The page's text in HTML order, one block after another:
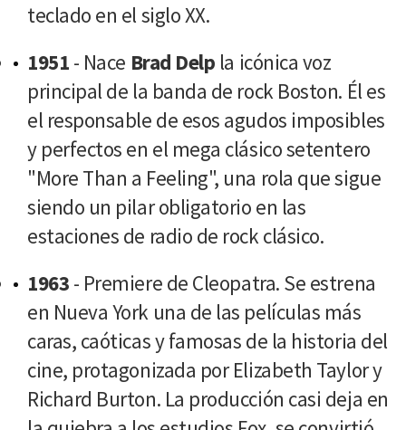
teclado en el siglo XX.
1951 - Nace Brad Delp la icónica voz
principal de la banda de rock Boston. Él es
el responsable de esos agudos imposibles
y perfectos en el mega clásico setentero
"More Than a Feeling", una rola que sigue
siendo un pilar obligatorio en las
estaciones de radio de rock clásico.
1963 - Premiere de Cleopatra. Se estrena
en Nueva York una de las películas más
caras, caóticas y famosas de la historia del
cine, protagonizada por Elizabeth Taylor y
Richard Burton. La producción casi deja en